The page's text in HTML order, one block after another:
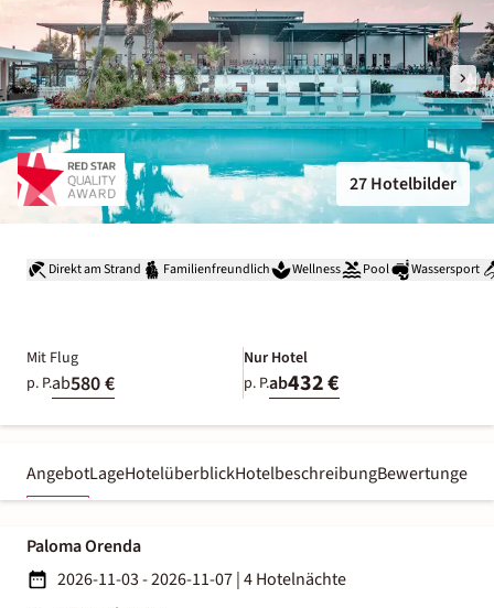
27 Hotelbilder
Direkt am Strand Familienfreundlich Wellness Pool Wassersport
Mit Flug
p. P.ab580 €
Nur Hotel
p. P.ab432 €
AngebotLageHotelüberblickHotelbeschreibungBewertungen
Paloma Orenda
2026-11-03 - 2026-11-07|4 Hotelnächte